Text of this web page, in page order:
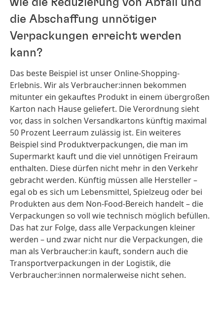
wie die Reduzierung von Abfall und
die Abschaffung unnötiger
Verpackungen erreicht werden
kann?
Das beste Beispiel ist unser Online-Shopping-
Erlebnis. Wir als Verbraucher:innen bekommen
mitunter ein gekauftes Produkt in einem übergroßen
Karton nach Hause geliefert. Die Verordnung sieht
vor, dass in solchen Versandkartons künftig maximal
50 Prozent Leerraum zulässig ist. Ein weiteres
Beispiel sind Produktverpackungen, die man im
Supermarkt kauft und die viel unnötigen Freiraum
enthalten. Diese dürfen nicht mehr in den Verkehr
gebracht werden. Künftig müssen alle Hersteller –
egal ob es sich um Lebensmittel, Spielzeug oder bei
Produkten aus dem Non-Food-Bereich handelt – die
Verpackungen so voll wie technisch möglich befüllen.
Das hat zur Folge, dass alle Verpackungen kleiner
werden – und zwar nicht nur die Verpackungen, die
man als Verbraucher:in kauft, sondern auch die
Transportverpackungen in der Logistik, die
Verbraucher:innen normalerweise nicht sehen.